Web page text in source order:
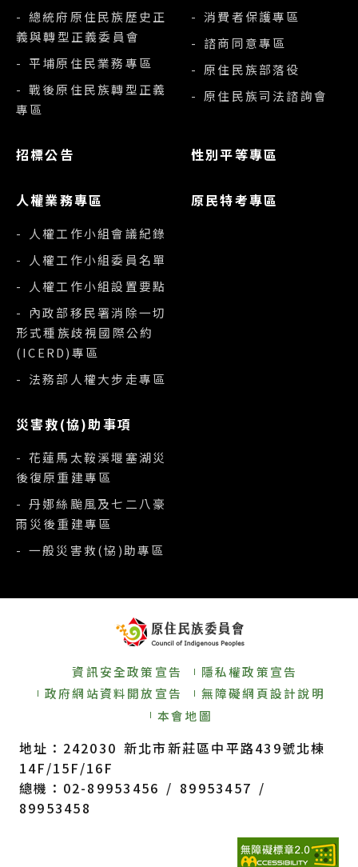
- 總統府原住民族歷史正
義與轉型正義委員會
- 平埔原住民業務專區
- 戰後原住民族轉型正義
專區
- 消費者保護專區
- 諮商同意專區
- 原住民族部落役
- 原住民族司法諮詢會
招標公告 性別平等專區
人權業務專區
- 人權工作小組會議紀錄
- 人權工作小組委員名單
- 人權工作小組設置要點
- 內政部移民署消除一切
形式種族歧視國際公約
(ICERD)專區
- 法務部人權大步走專區
原民特考專區
災害救(協)助事項
- 花蓮馬太鞍溪堰塞湖災
後復原重建專區
- 丹娜絲颱風及七二八豪
雨災後重建專區
- 一般災害救(協)助專區
資訊安全政策宣告
隱私權政策宣告
政府網站資料開放宣告
無障礙網頁設計說明
本會地圖
地址：242030 新北市新莊區中平路439號北棟
14F/15F/16F
總機：02-89953456 / 89953457 /
89953458